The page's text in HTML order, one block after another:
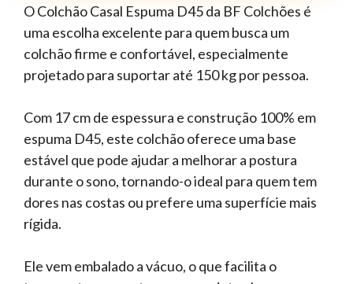
O Colchão Casal Espuma D45 da BF Colchões é
uma escolha excelente para quem busca um
colchão firme e confortável, especialmente
projetado para suportar até 150 kg por pessoa.
Com 17 cm de espessura e construção 100% em
espuma D45, este colchão oferece uma base
estável que pode ajudar a melhorar a postura
durante o sono, tornando-o ideal para quem tem
dores nas costas ou prefere uma superfície mais
rígida.
Ele vem embalado a vácuo, o que facilita o